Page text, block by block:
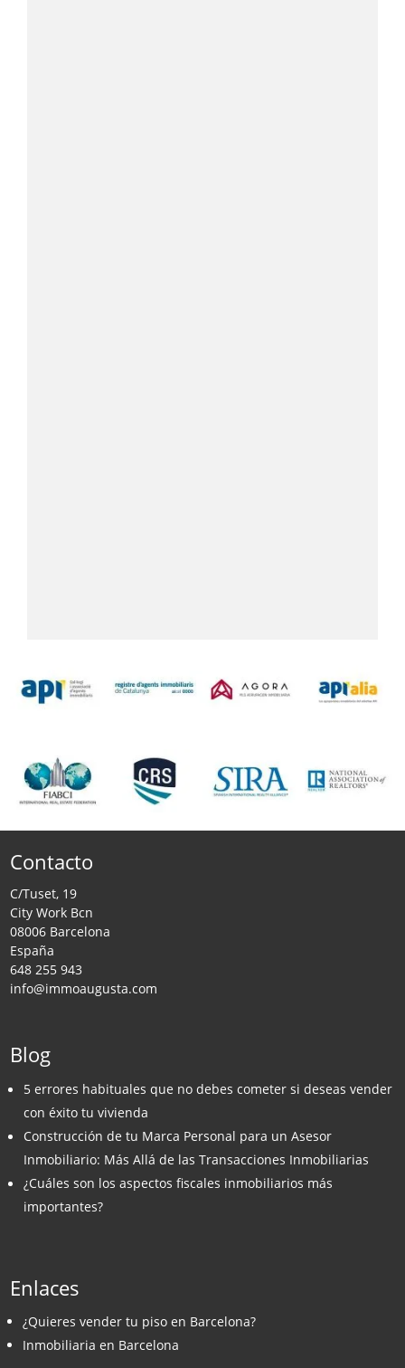
Contacto
C/Tuset, 19
City Work Bcn
08006 Barcelona
España
648 255 943
info@immoaugusta.com
Blog
5 errores habituales que no debes cometer si deseas vender
con éxito tu vivienda
Construcción de tu Marca Personal para un Asesor
Inmobiliario: Más Allá de las Transacciones Inmobiliarias
¿Cuáles son los aspectos fiscales inmobiliarios más
importantes?
Enlaces
¿Quieres vender tu piso en Barcelona?
Inmobiliaria en Barcelona